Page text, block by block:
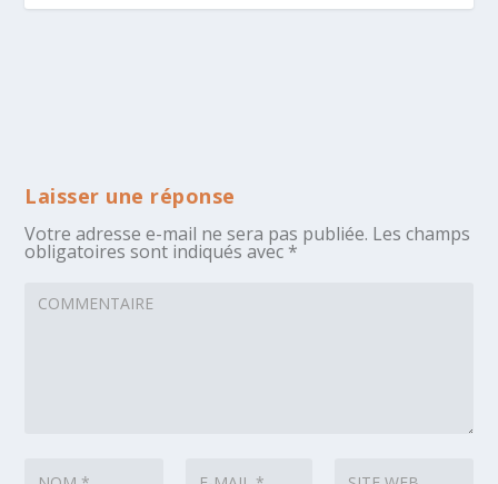
Laisser une réponse
Votre adresse e-mail ne sera pas publiée. Les champs
obligatoires sont indiqués avec *